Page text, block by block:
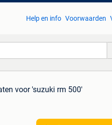
Help en info Voorwaarden
voor 'suzuki rm 500'